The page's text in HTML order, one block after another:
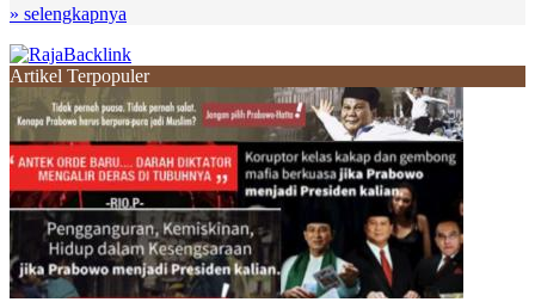
» selengkapnya
Artikel Terpopuler